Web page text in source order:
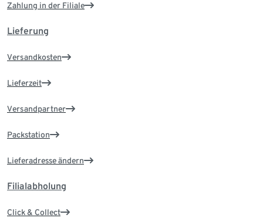
Zahlung in der Filiale
Lieferung
Versandkosten
Lieferzeit
Versandpartner
Packstation
Lieferadresse ändern
Filialabholung
Click & Collect